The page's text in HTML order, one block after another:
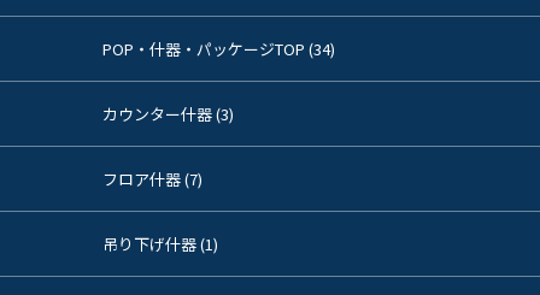
POP・什器・パッケージTOP (34)
カウンター什器 (3)
フロア什器 (7)
吊り下げ什器 (1)